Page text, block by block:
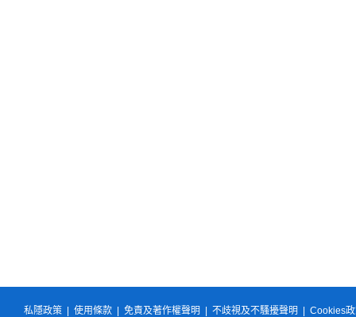
私隱政策 使用條款 免責及著作權聲明 不歧視及不騷擾聲明 Cookies